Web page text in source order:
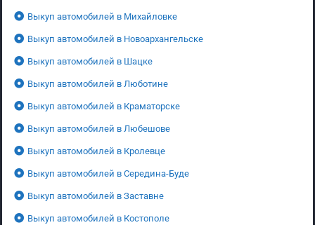
Выкуп автомобилей в Михайловке
Выкуп автомобилей в Новоархангельске
Выкуп автомобилей в Шацке
Выкуп автомобилей в Люботине
Выкуп автомобилей в Краматорске
Выкуп автомобилей в Любешове
Выкуп автомобилей в Кролевце
Выкуп автомобилей в Середина-Буде
Выкуп автомобилей в Заставне
Выкуп автомобилей в Костополе